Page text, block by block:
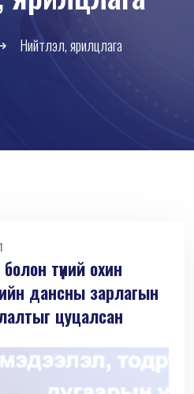
Нийтлэл, ярилцлага
түүний охин
дансны зарлагын
цуцалсан